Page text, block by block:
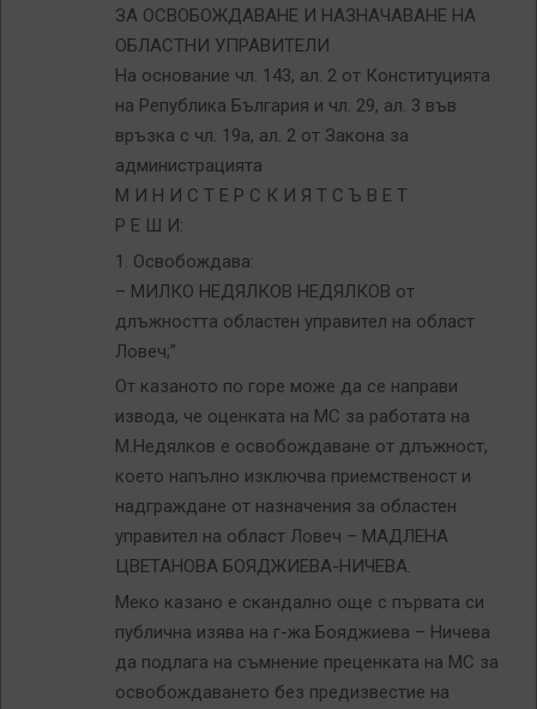
ЗА ОСВОБОЖДАВАНЕ И НАЗНАЧАВАНЕ НА
ОБЛАСТНИ УПРАВИТЕЛИ
На основание чл. 143, ал. 2 от Конституцията
на Република България и чл. 29, ал. 3 във
връзка с чл. 19а, ал. 2 от Закона за
администрацията
М И Н И С Т Е Р С К И Я Т С Ъ В Е Т
Р Е Ш И:
1. Освобождава:
– МИЛКО НЕДЯЛКОВ НЕДЯЛКОВ от
длъжността областен управител на област
Ловеч;”
От казаното по горе може да се направи
извода, че оценката на МС за работата на
М.Недялков е освобождаване от длъжност,
което напълно изключва приемственост и
надграждане от назначения за областен
управител на област Ловеч – МАДЛЕНА
ЦВЕТАНОВА БОЯДЖИЕВА-НИЧЕВА.
Меко казано е скандално още с първата си
публична изява на г-жа Бояджиева – Ничева
да подлага на съмнение преценката на МС за
освобождаването без предизвестие на